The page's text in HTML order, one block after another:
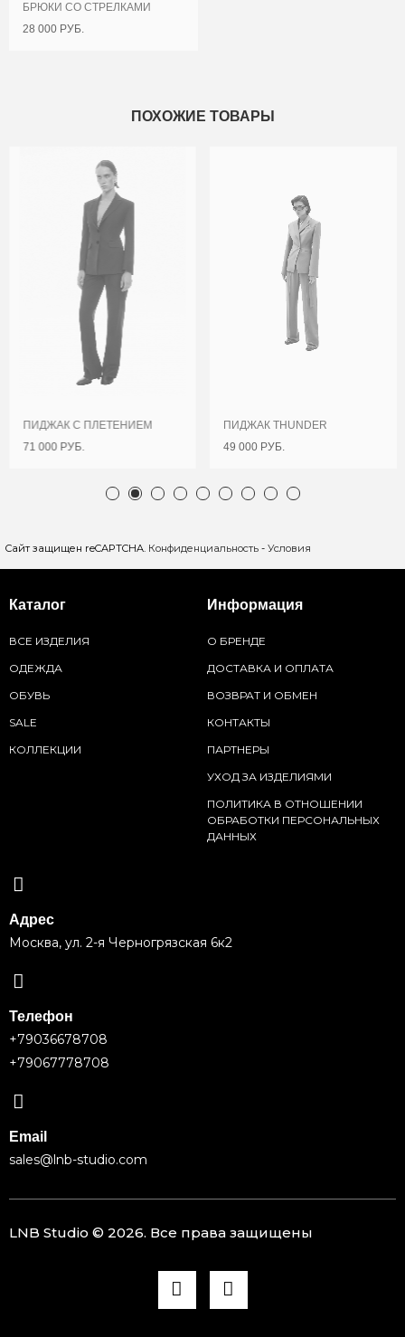
БРЮКИ СО СТРЕЛКАМИ
28 000 РУБ.
ПОХОЖИЕ ТОВАРЫ
ПИДЖАК С ПЛЕТЕНИЕМ
71 000 РУБ.
ПИДЖАК THUNDER
49 000 РУБ.
Сайт защищен reCAPTCHA. Конфиденциальность - Условия
Каталог
ВСЕ ИЗДЕЛИЯ
ОДЕЖДА
ОБУВЬ
SALE
КОЛЛЕКЦИИ
Информация
О БРЕНДЕ
ДОСТАВКА И ОПЛАТА
ВОЗВРАТ И ОБМЕН
КОНТАКТЫ
ПАРТНЕРЫ
УХОД ЗА ИЗДЕЛИЯМИ
ПОЛИТИКА В ОТНОШЕНИИ
ОБРАБОТКИ ПЕРСОНАЛЬНЫХ
ДАННЫХ
Адрес
Москва, ул. 2-я Черногрязская 6к2
Телефон
+79036678708
+79067778708
Email
sales@lnb-studio.com
LNB Studio © 2026. Все права защищены